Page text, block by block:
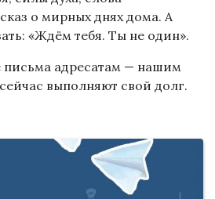
о мирных днях дома. А
«Ждём тебя. Ты не один».
письма адресатам — нашим
выполняют свой долг.